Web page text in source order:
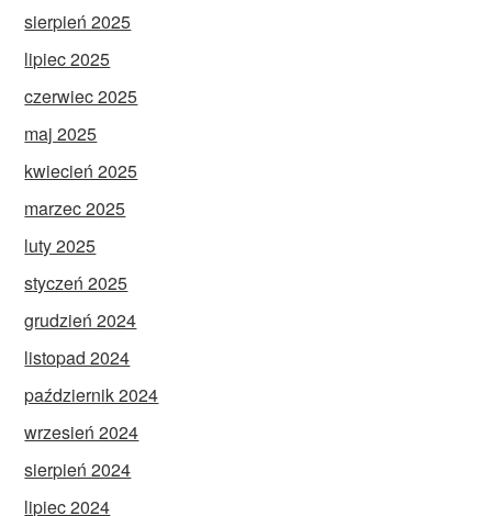
sierpień 2025
lipiec 2025
czerwiec 2025
maj 2025
kwiecień 2025
marzec 2025
luty 2025
styczeń 2025
grudzień 2024
listopad 2024
październik 2024
wrzesień 2024
sierpień 2024
lipiec 2024